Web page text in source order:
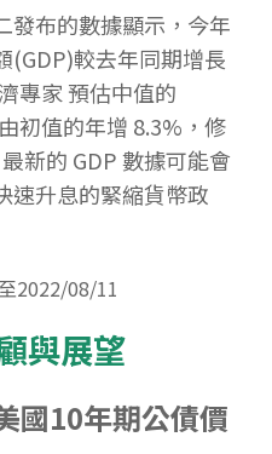
發布的數據顯示，今年
(GDP)較去年同期增長
專家 預估中值的
初值的年增 8.3%，修
新的 GDP 數據可能會
速升息的緊縮貨幣政
2022/08/11
與展望
國10年期公債價